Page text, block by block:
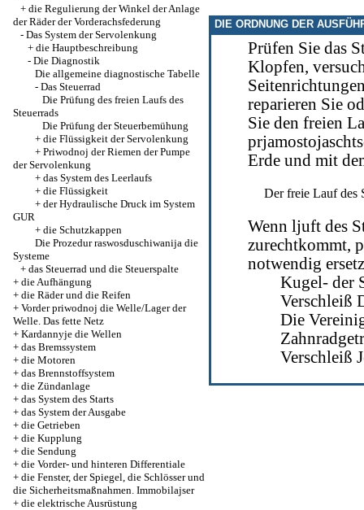
+ die Regulierung der Winkel der Anlage
der Räder der Vorderachsfederung
- Das System der Servolenkung
+ die Hauptbeschreibung
- Die Diagnostik
Die allgemeine diagnostische Tabelle
- Das Steuerrad
Die Prüfung des freien Laufs des
Steuerrads
Die Prüfung der Steuerbemühung
+ die Flüssigkeit der Servolenkung
+ Priwodnoj der Riemen der Pumpe
der Servolenkung
+ das System des Leerlaufs
+ die Flüssigkeit
+ der Hydraulische Druck im System
GUR
+ die Schutzkappen
Die Prozedur raswosduschiwanija die
Systeme
+ das Steuerrad und die Steuerspalte
+ die Aufhängung
+ die Räder und die Reifen
+ Vorder priwodnoj die Welle/Lager der
Welle. Das fette Netz
+ Kardannyje die Wellen
+ das Bremssystem
+ die Motoren
+ das Brennstoffsystem
+ die Zündanlage
+ das System des Starts
+ das System der Ausgabe
+ die Getrieben
+ die Kupplung
+ die Sendung
+ die Vorder- und hinteren Differentiale
+ die Fenster, der Spiegel, die Schlösser und
die Sicherheitsmaßnahmen. Immobilajser
+ die elektrische Ausrüstung
DIE ORDNUNG DER
Prüfen Sie das
Klopfen,
reparieren Sie
Sie den freien
Erde und mit
Der freie Lauf des
Wenn ljuft des
zurechtkommt,
notwendig
Kugel- der
Verschleiß
Die
Verschleiß